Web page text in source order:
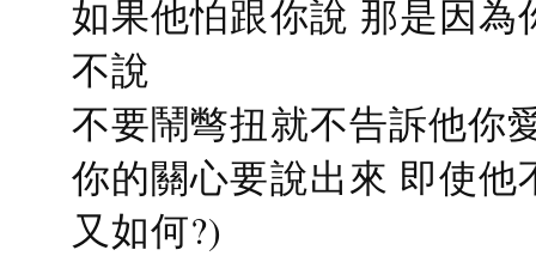
如果他怕跟你說 那是因
不說
不要鬧彆扭就不告訴他你
你的關心要說出來 即使
又如何?)